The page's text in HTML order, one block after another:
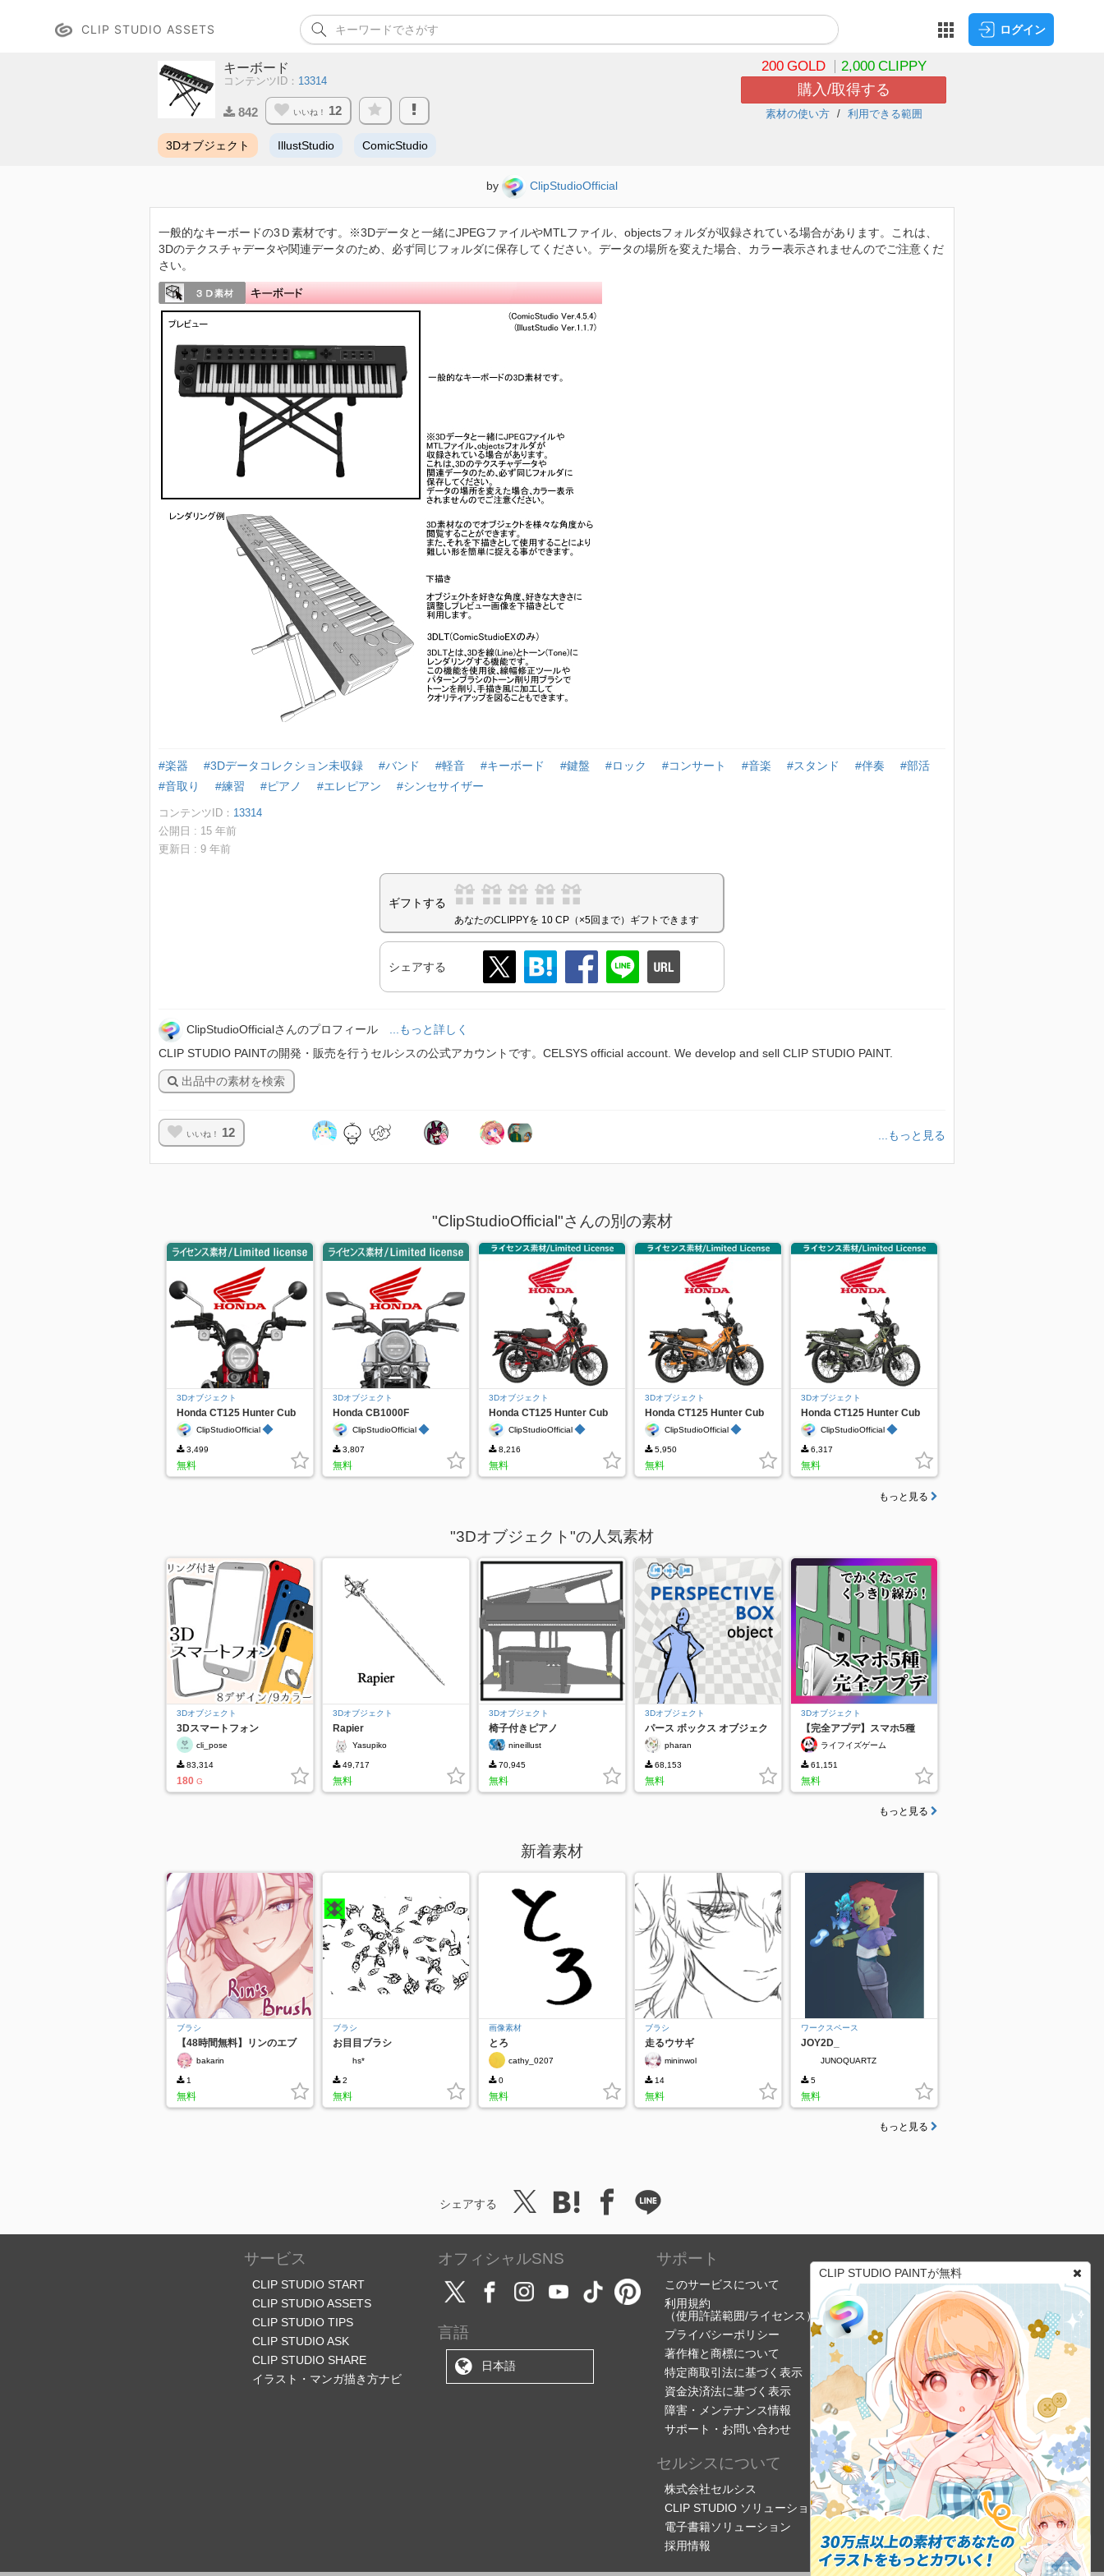
CLIP STUDIO ASSETS ログイン
キーボード
コンテンツID： 13314
842 いいね！ 12
200 GOLD 2,000 CLIPPY
購入/取得する
素材の使い方 利用できる範囲
3Dオブジェクト IllustStudio ComicStudio
by ClipStudioOfficial
一般的なキーボードの3Ｄ素材です。※3Dデータと一緒にJPEGファイルやMTLファイル、objectsフォルダが収録されている場合があります。これは、
3Dのテクスチャデータや関連データのため、必ず同じフォルダに保存してください。データの場所を変えた場合、カラー表示されませんのでご注意くだ
さい。
#楽器 #3Dデータコレクション未収録 #バンド #軽音 #キーボード #鍵盤 #ロック #コンサート #音楽 #スタンド #伴奏
#部活
#音取り
#練習 #ピアノ #エレピアン #シンセサイザー
コンテンツID： 13314
公開日 : 15 年前
更新日 : 9 年前
ギフトする
あなたのCLIPPYを 10 CP（×5回まで）ギフトできます
シェアする
ClipStudioOfficialさんのプロフィール
...もっと詳しく
CLIP STUDIO PAINTの開発・販売を行うセルシスの公式アカウントです。CELSYS official account. We develop and sell CLIP STUDIO PAINT.
出品中の素材を検索
いいね！ 12 ...もっと見る
"ClipStudioOfficial"さんの別の素材
3Dオブジェクト
Honda CT125 Hunter Cub
ClipStudioOfficial◆
3,499
無料
3Dオブジェクト
Honda CB1000F
ClipStudioOfficial◆
3,807
無料
3Dオブジェクト
Honda CT125 Hunter Cub
Red
ClipStudioOfficial◆
8,216
無料
3Dオブジェクト
Honda CT125 Hunter Cub
YellowClipStudioOfficial◆
5,950
無料
3Dオブジェクト
Honda CT125 Hunter Cub
GreenClipStudioOfficial◆
6,317
無料
もっと見る
"3Dオブジェクト"の人気素材
3Dオブジェクト
3Dスマートフォン
cli_pose
83,314
180 G
3Dオブジェクト
Rapier
Yasupiko
49,717
無料
3Dオブジェクト
椅子付きピアノ
nineillust
70,945
無料
3Dオブジェクト
パース ボックス オブジェク
ト
pharan
68,153
無料
3Dオブジェクト
【完全アプデ】スマホ5種
ライフイズゲーム
61,151
無料
もっと見る
新着素材
ブラシ
【48時間無料】リンのエブ
リッシングブラシ
bakarin
1
無料
ブラシ
お目目ブラシ
hs*
2
無料
画像素材
とろ
cathy_0207
0
無料
ブラシ
走るウサギ
mininwol
14
無料
ワークスペース
JOY2D_
JUNOQUARTZ
5
無料
もっと見る
CLIP STUDIO PAINTが無料
シェアする
サービス
CLIP STUDIO START
CLIP STUDIO ASSETS
CLIP STUDIO TIPS
CLIP STUDIO ASK
CLIP STUDIO SHARE
イラスト・マンガ描き方ナビ
オフィシャルSNS
言語
日本語
サポート
このサービスについて
利用規約
（使用許諾範囲/ライセンス）
プライバシーポリシー
著作権と商標について
特定商取引法に基づく表示
資金決済法に基づく表示
障害・メンテナンス情報
サポート・お問い合わせ
セルシスについて
株式会社セルシス
CLIP STUDIO ソリューション
電子書籍ソリューション
採用情報